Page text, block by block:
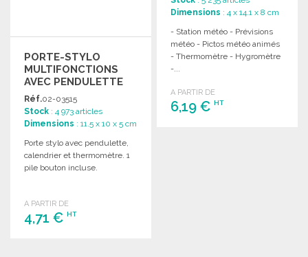
PORTE-STYLO
MULTIFONCTIONS
AVEC PENDULETTE
Réf.02-03515
Stock : 4 973 articles
Dimensions : 11.5 x 10 x 5 cm
Porte stylo avec pendulette,
calendrier et thermomètre. 1
pile bouton incluse.
A PARTIR DE
4,71 € HT
Dimensions : 4 x 14.1 x 8 cm
- Station météo - Prévisions
météo - Pictos météo animés
- Thermomètre - Hygromètre
-...
A PARTIR DE
6,19 €HT